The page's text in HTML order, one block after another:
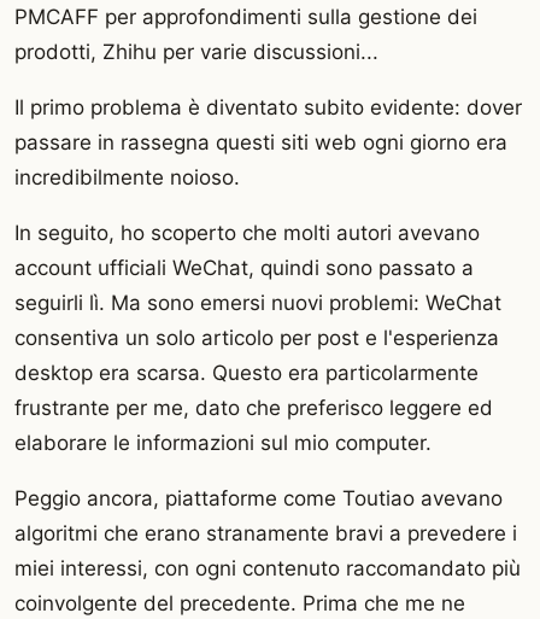
PMCAFF per approfondimenti sulla gestione dei
prodotti, Zhihu per varie discussioni...
Il primo problema è diventato subito evidente: dover
passare in rassegna questi siti web ogni giorno era
incredibilmente noioso.
In seguito, ho scoperto che molti autori avevano
account ufficiali WeChat, quindi sono passato a
seguirli lì. Ma sono emersi nuovi problemi: WeChat
consentiva un solo articolo per post e l'esperienza
desktop era scarsa. Questo era particolarmente
frustrante per me, dato che preferisco leggere ed
elaborare le informazioni sul mio computer.
Peggio ancora, piattaforme come Toutiao avevano
algoritmi che erano stranamente bravi a prevedere i
miei interessi, con ogni contenuto raccomandato più
coinvolgente del precedente. Prima che me ne